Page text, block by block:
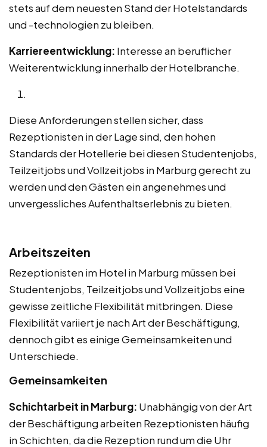
stets auf dem neuesten Stand der Hotelstandards
und -technologien zu bleiben.
Karriereentwicklung: Interesse an beruflicher
Weiterentwicklung innerhalb der Hotelbranche.
Diese Anforderungen stellen sicher, dass
Rezeptionisten in der Lage sind, den hohen
Standards der Hotellerie bei diesen Studentenjobs,
Teilzeitjobs und Vollzeitjobs in Marburg gerecht zu
werden und den Gästen ein angenehmes und
unvergessliches Aufenthaltserlebnis zu bieten.
Arbeitszeiten
Rezeptionisten im Hotel in Marburg müssen bei
Studentenjobs, Teilzeitjobs und Vollzeitjobs eine
gewisse zeitliche Flexibilität mitbringen. Diese
Flexibilität variiert je nach Art der Beschäftigung,
dennoch gibt es einige Gemeinsamkeiten und
Unterschiede.
Gemeinsamkeiten
Schichtarbeit in Marburg: Unabhängig von der Art
der Beschäftigung arbeiten Rezeptionisten häufig
in Schichten, da die Rezeption rund um die Uhr